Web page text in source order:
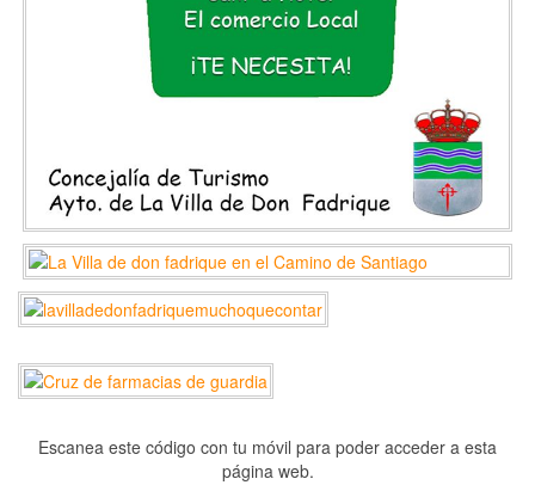
Escanea este código con tu móvil para poder acceder a esta
página web.